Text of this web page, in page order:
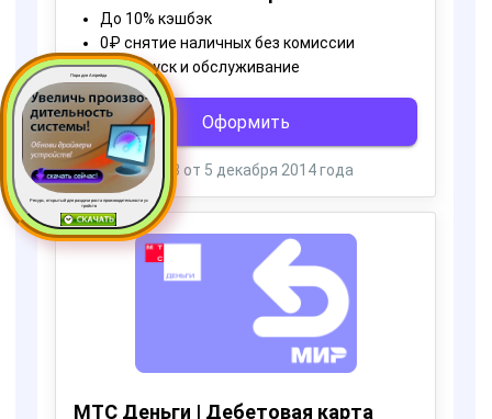
Пора для Апгрейда
Ресурс, открытый для раздачи роста производительности ус
тройств